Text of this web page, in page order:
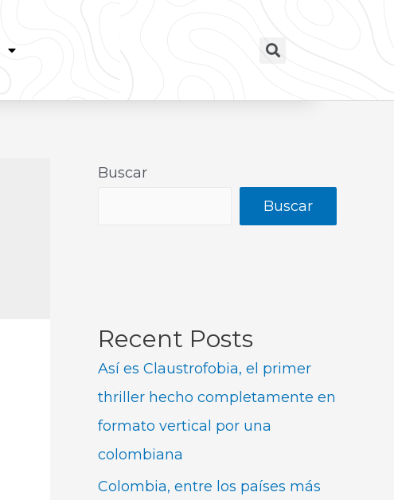
Buscar
Buscar
Recent Posts
Así es Claustrofobia, el primer
thriller hecho completamente en
formato vertical por una
colombiana
Colombia, entre los países más